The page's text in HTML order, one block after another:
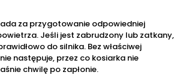
za przygotowanie odpowiedniej
Jeśli jest zabrudzony lub zatkany,
do silnika. Bez właściwej
następuje, przez co kosiarka nie
chwilę po zapłonie.